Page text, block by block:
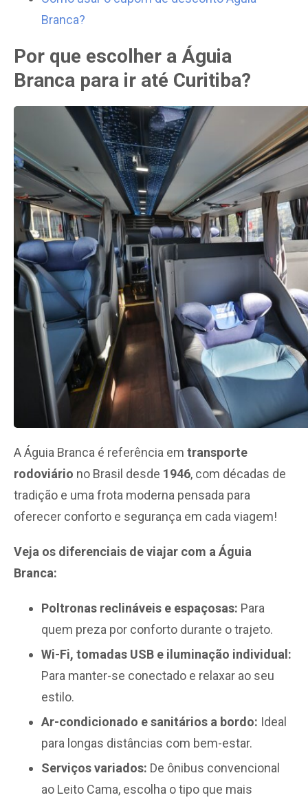
Branca?
Por que escolher a Águia
Branca para ir até Curitiba?
A Águia Branca é referência em transporte
rodoviário no Brasil desde 1946, com décadas de
tradição e uma frota moderna pensada para
oferecer conforto e segurança em cada viagem!
Veja os diferenciais de viajar com a Águia
Branca:
Poltronas reclináveis e espaçosas: Para
quem preza por conforto durante o trajeto.
Wi-Fi, tomadas USB e iluminação individual:
Para manter-se conectado e relaxar ao seu
estilo.
Ar-condicionado e sanitários a bordo: Ideal
para longas distâncias com bem-estar.
Serviços variados: De ônibus convencional
ao Leito Cama, escolha o tipo que mais